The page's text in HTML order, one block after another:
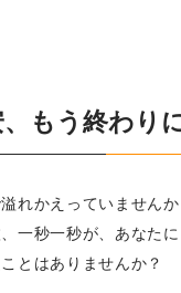
、もう終わ
れかえっていません
秒一秒が、あなた
とはありませんか？